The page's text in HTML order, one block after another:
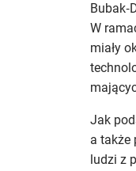
W
miały
Jak
a także
ludzi z